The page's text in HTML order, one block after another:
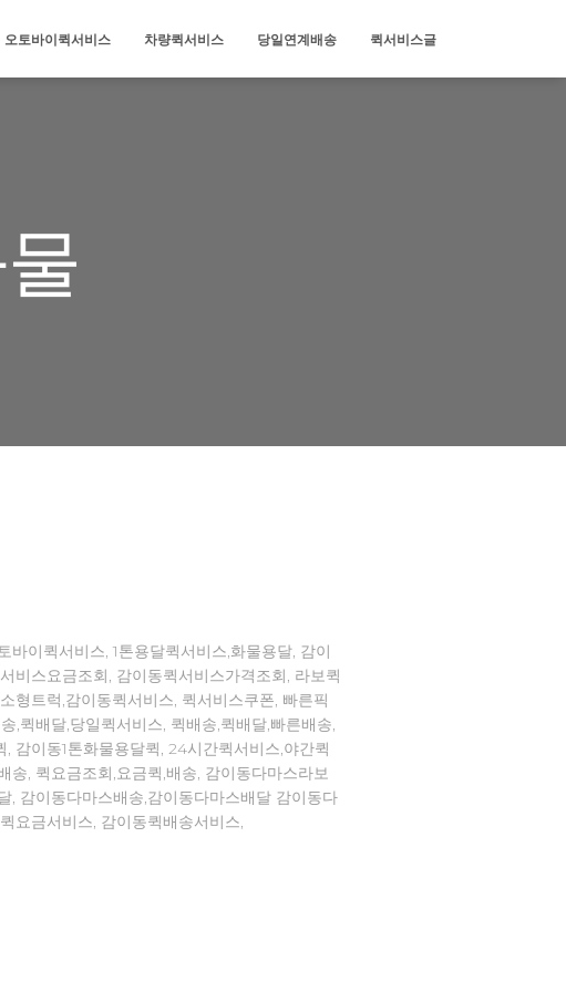
오토바이퀵서비스 차량퀵서비스 당일연계배송 퀵서비스글
바이퀵서비스, 1톤용달퀵서비스,화물용달, 감이
비스요금조회, 감이동퀵서비스가격조회, 라보퀵
형트럭,감이동퀵서비스, 퀵서비스쿠폰, 빠른픽
,퀵배달,당일퀵서비스, 퀵배송,퀵배달,빠른배송,
감이동1톤화물용달퀵, 24시간퀵서비스,야간퀵
송, 퀵요금조회,요금퀵,배송, 감이동다마스라보
, 감이동다마스배송,감이동다마스배달 감이동다
요금서비스, 감이동퀵배송서비스,